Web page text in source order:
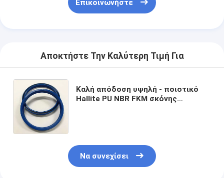
Επικοινωνήστε
Αποκτήστε Την Καλύτερη Τιμή Για
Καλή απόδοση υψηλή - ποιοτικό
Hallite PU NBR FKM σκόνης
Να συνεχίσει